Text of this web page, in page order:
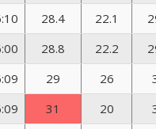
28.4 22.1
28.8 22.2
29 26
31 20